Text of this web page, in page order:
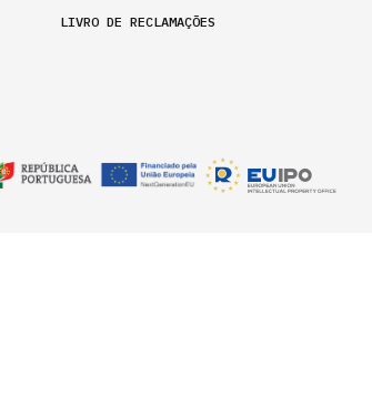
LIVRO DE RECLAMAÇÕES